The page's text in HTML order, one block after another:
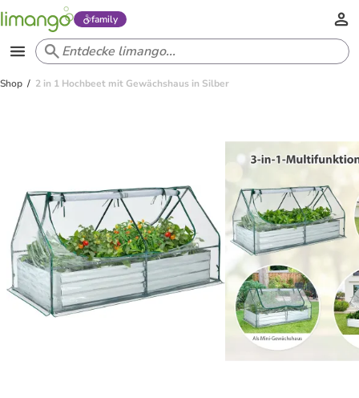
family
Shop 2 in 1 Hochbeet mit Gewächshaus in Silber